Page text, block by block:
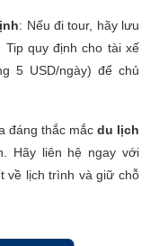
: Nếu đi tour, hãy lưu
Tip quy định cho tài xế
5 USD/ngày) để chủ
đáng thắc mắc du lịch
Hãy liên hệ ngay với
về lịch trình và giữ chỗ